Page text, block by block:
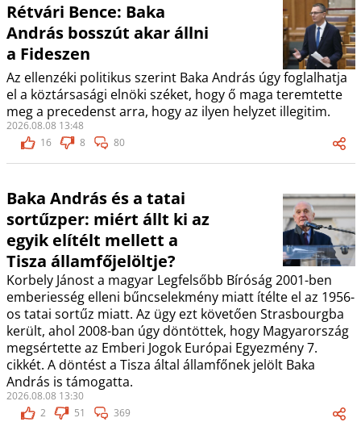
Rétvári Bence: Baka
András bosszút akar állni
a Fideszen
Az ellenzéki politikus szerint Baka András úgy foglalhatja
el a köztársasági elnöki széket, hogy ő maga teremtette
meg a precedenst arra, hogy az ilyen helyzet illegitim.
2026.08.08 13:48
16
8 80
Baka András és a tatai
sortűzper: miért állt ki az
egyik elítélt mellett a
Tisza államfőjelöltje?
Korbely Jánost a magyar Legfelsőbb Bíróság 2001-ben
emberiesség elleni bűncselekmény miatt ítélte el az 1956-
os tatai sortűz miatt. Az ügy ezt követően Strasbourgba
került, ahol 2008-ban úgy döntöttek, hogy Magyarország
megsértette az Emberi Jogok Európai Egyezmény 7.
cikkét. A döntést a Tisza által államfőnek jelölt Baka
András is támogatta.
2026.08.08 13:30
2
51 369